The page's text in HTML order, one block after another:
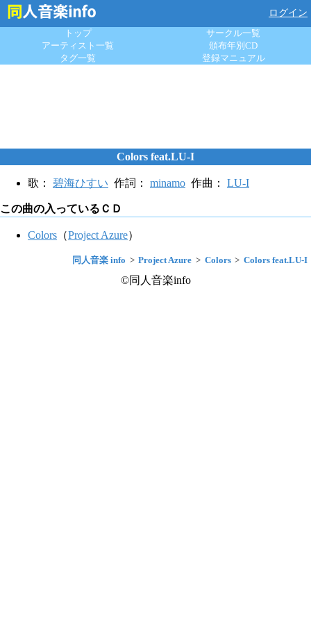
ログイン
トップ
サークル一覧
アーティスト一覧
頒布年別CD
タグ一覧
登録マニュアル
Colors feat.LU-I
歌： 碧海ひすい 作詞： minamo 作曲： LU-I
この曲の入っているＣＤ
Colors （Project Azure）
同人音楽 info Project Azure Colors Colors feat.LU-I
©同人音楽info